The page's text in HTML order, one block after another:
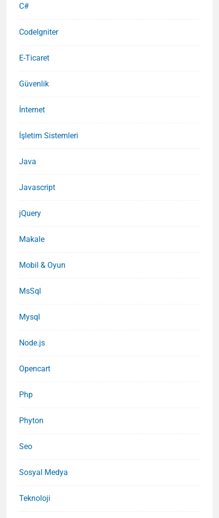
C#
CodeIgniter
E-Ticaret
Güvenlik
İnternet
İşletim Sistemleri
Java
Javascript
jQuery
Makale
Mobil & Oyun
MsSql
Mysql
Node.js
Opencart
Php
Phyton
Seo
Sosyal Medya
Teknoloji